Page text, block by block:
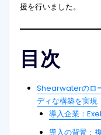
援を行いました。
目次
Shearwaterのロ
ディな構築を実現
導入企業：
導入の背景：